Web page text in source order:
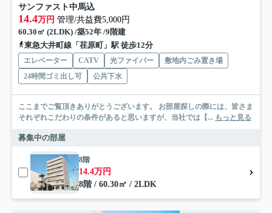
サンファスト中馬込
14.4万円 管理/共益費5,000円
60.30㎡ (2LDK) /築52年 /9階建
東急大井町線「荏原町」駅 徒歩12分
エレベーター CATV 光ファイバー
敷地内ごみ置き場
24時間ゴミ出し可
公共下水
ここまでご覧頂きありがとうございます。 お部屋探しの際には、皆さま
それぞれこだわりの条件があると思いますが、当社では【... もっと見る
募集中の部屋
8階
14.4万円
8階 / 60.30㎡ / 2LDK